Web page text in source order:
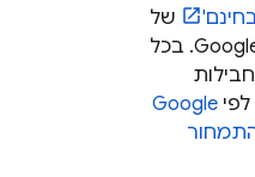
של
. בכל
Google